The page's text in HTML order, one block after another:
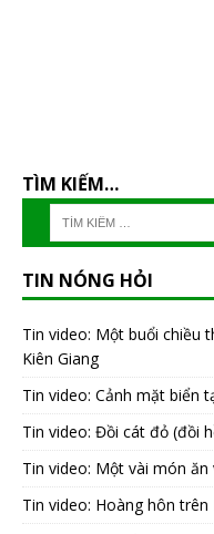
TÌM KIẾM…
TIN NÓNG HỎI
Tin video: Một buổi chiều
Kiên Giang
Tin video: Cảnh mặt biển
Tin video: Đồi cát đỏ (đồi
Tin video: Một vài món
Tin video: Hoàng hôn